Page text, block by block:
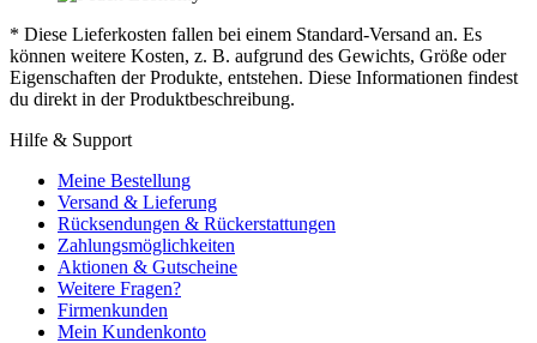
* Diese Lieferkosten fallen bei einem Standard-Versand an. Es
können weitere Kosten, z. B. aufgrund des Gewichts, Größe oder
Eigenschaften der Produkte, entstehen. Diese Informationen findest
du direkt in der Produktbeschreibung.
Hilfe & Support
Meine Bestellung
Versand & Lieferung
Rücksendungen & Rückerstattungen
Zahlungsmöglichkeiten
Aktionen & Gutscheine
Weitere Fragen?
Firmenkunden
Mein Kundenkonto